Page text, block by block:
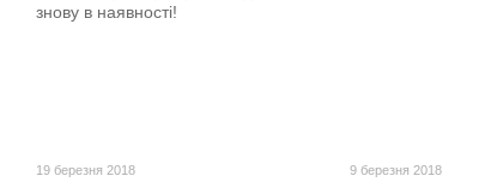
19 березня 2018 9 березня 2018